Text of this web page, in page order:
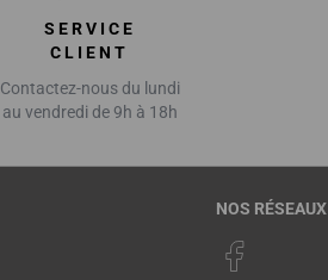
SERVICE
CLIENT
Contactez-nous du lundi
au vendredi de 9h à 18h
NOS RÉSEAUX